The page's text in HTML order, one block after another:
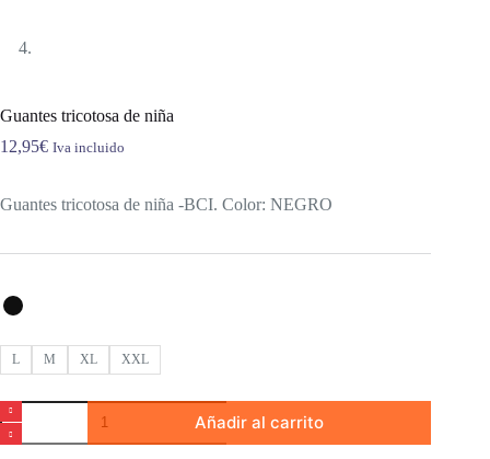
Guantes tricotosa de niña
12,95€ Iva incluido
Guantes tricotosa de niña -BCI. Color: NEGRO
L M XL XXL
Guantes
tricotosa
de
Añadir al carrito